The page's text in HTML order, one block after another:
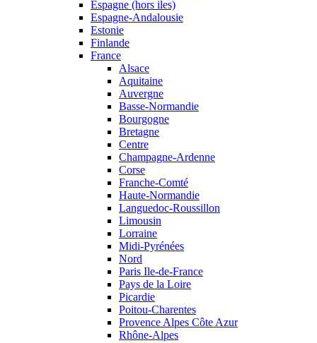
Espagne (hors iles)
Espagne-Andalousie
Estonie
Finlande
France
Alsace
Aquitaine
Auvergne
Basse-Normandie
Bourgogne
Bretagne
Centre
Champagne-Ardenne
Corse
Franche-Comté
Haute-Normandie
Languedoc-Roussillon
Limousin
Lorraine
Midi-Pyrénées
Nord
Paris Ile-de-France
Pays de la Loire
Picardie
Poitou-Charentes
Provence Alpes Côte Azur
Rhône-Alpes